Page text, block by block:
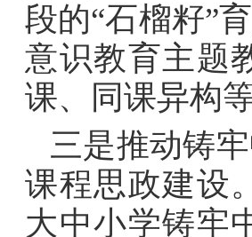
段的“石榴籽”
意识教育主题
课、同课异构
三是推动铸
课程思政建设。
大中小学铸牢